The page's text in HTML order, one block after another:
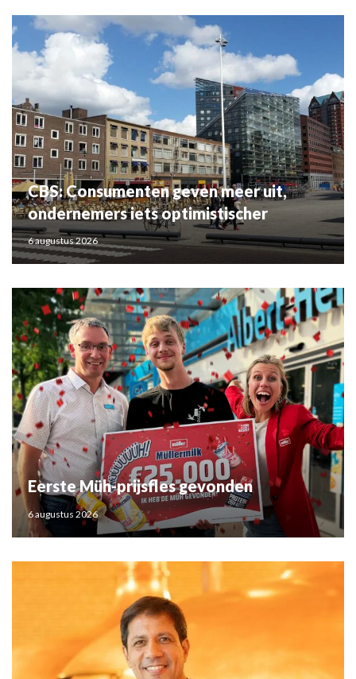
CBS: Consumenten geven meer uit,
ondernemers iets optimistischer
6 augustus 2026
Eerste Müh-prijsfles gevonden
6 augustus 2026